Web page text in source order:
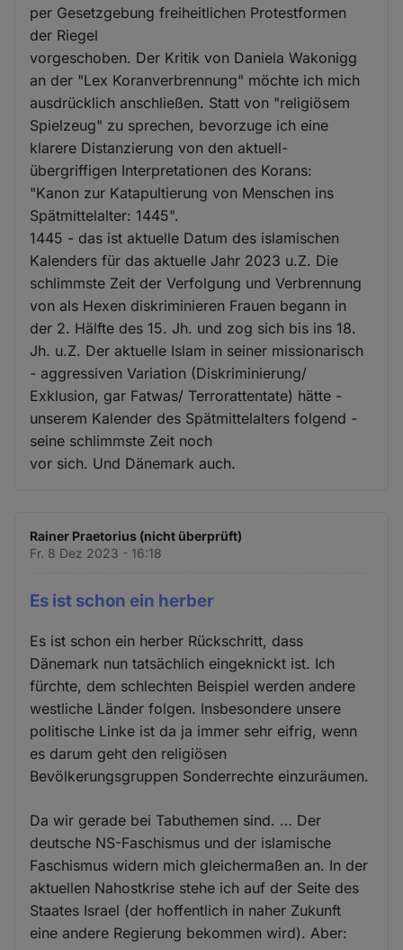
per Gesetzgebung freiheitlichen Protestformen
der Riegel
vorgeschoben. Der Kritik von Daniela Wakonigg
an der "Lex Koranverbrennung" möchte ich mich
ausdrücklich anschließen. Statt von "religiösem
Spielzeug" zu sprechen, bevorzuge ich eine
klarere Distanzierung von den aktuell-
übergriffigen Interpretationen des Korans:
"Kanon zur Katapultierung von Menschen ins
Spätmittelalter: 1445".
1445 - das ist aktuelle Datum des islamischen
Kalenders für das aktuelle Jahr 2023 u.Z. Die
schlimmste Zeit der Verfolgung und Verbrennung
von als Hexen diskriminieren Frauen begann in
der 2. Hälfte des 15. Jh. und zog sich bis ins 18.
Jh. u.Z. Der aktuelle Islam in seiner missionarisch
- aggressiven Variation (Diskriminierung/
Exklusion, gar Fatwas/ Terrorattentate) hätte -
unserem Kalender des Spätmittelalters folgend -
seine schlimmste Zeit noch
vor sich. Und Dänemark auch.
Rainer Praetorius (nicht überprüft)
Fr. 8 Dez 2023 - 16:18
Es ist schon ein herber
Es ist schon ein herber Rückschritt, dass
Dänemark nun tatsächlich eingeknickt ist. Ich
fürchte, dem schlechten Beispiel werden andere
westliche Länder folgen. Insbesondere unsere
politische Linke ist da ja immer sehr eifrig, wenn
es darum geht den religiösen
Bevölkerungsgruppen Sonderrechte einzuräumen.
Da wir gerade bei Tabuthemen sind. … Der
deutsche NS-Faschismus und der islamische
Faschismus widern mich gleichermaßen an. In der
aktuellen Nahostkrise stehe ich auf der Seite des
Staates Israel (der hoffentlich in naher Zukunft
eine andere Regierung bekommen wird). Aber: